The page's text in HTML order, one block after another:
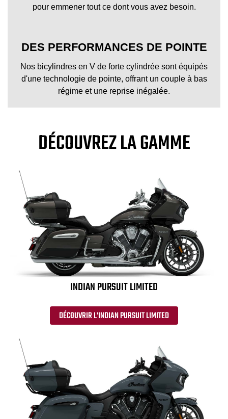
pour emmener tout ce dont vous avez besoin.
DES PERFORMANCES DE POINTE
Nos bicylindres en V de forte cylindrée sont équipés
d'une technologie de pointe, offrant un couple à bas
régime et une reprise inégalée.
DÉCOUVREZ LA GAMME
INDIAN PURSUIT LIMITED
DÉCOUVRIR L'INDIAN PURSUIT LIMITED